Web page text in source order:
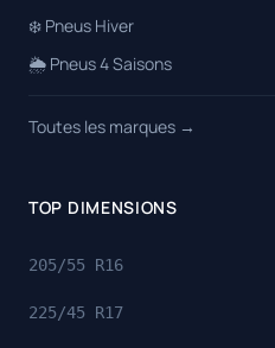
❄️ Pneus Hiver
🌦️ Pneus 4 Saisons
Toutes les marques →
TOP DIMENSIONS
205/55 R16
225/45 R17